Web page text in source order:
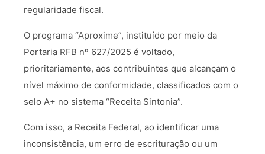
regularidade fiscal.
O programa “Aproxime”, instituído por meio da
Portaria RFB nº 627/2025 é voltado,
prioritariamente, aos contribuintes que alcançam o
nível máximo de conformidade, classificados com o
selo A+ no sistema “Receita Sintonia”.
Com isso, a Receita Federal, ao identificar uma
inconsistência, um erro de escrituração ou um